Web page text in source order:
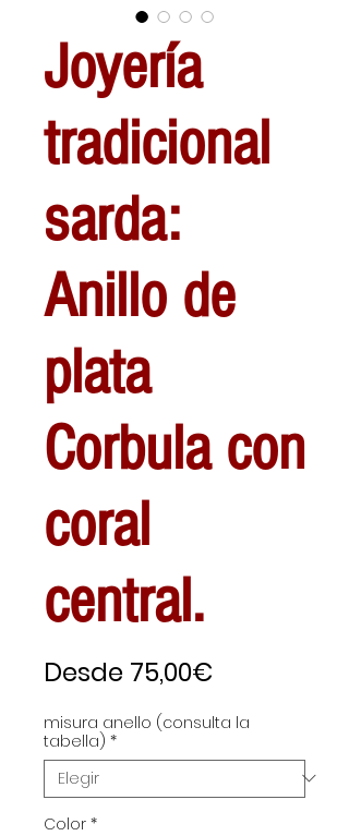
Joyería
tradicional
sarda:
Anillo de
plata
Corbula con
coral
central.
Desde 75,00€
oferta
misura anello (consulta la
tabella) *
Color *